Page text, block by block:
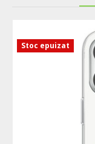
Stoc epuizat